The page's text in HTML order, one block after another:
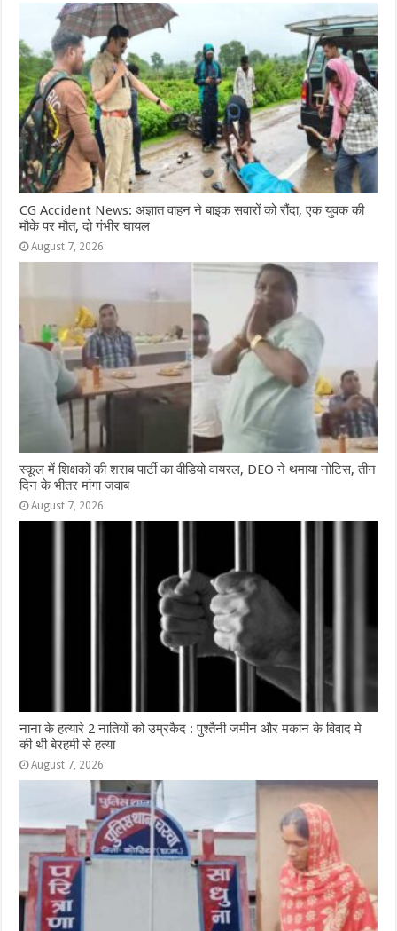
CG Accident News: अज्ञात वाहन ने बाइक सवारों को रौंदा, एक युवक की
मौके पर मौत, दो गंभीर घायल
August 7, 2026
स्कूल में शिक्षकों की शराब पार्टी का वीडियो वायरल, DEO ने थमाया नोटिस, तीन
दिन के भीतर मांगा जवाब
August 7, 2026
नाना के हत्यारे 2 नातियों को उम्रकैद : पुश्तैनी जमीन और मकान के विवाद मे
की थी बेरहमी से हत्या
August 7, 2026